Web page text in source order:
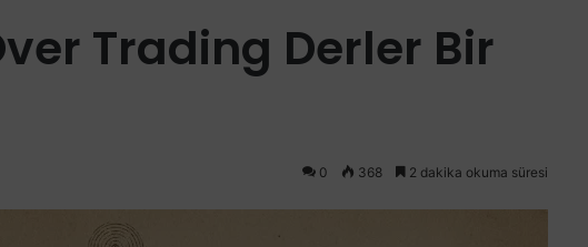
Trading Derler Bir
0 368 2 dakika okuma süresi